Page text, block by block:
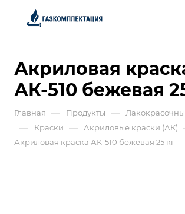
Акриловая
АК-510 бежевая
Главная — Продукты —
— Краски — Акриловые краски (АК)
Акриловая краска АК-510 бежевая 25 кг